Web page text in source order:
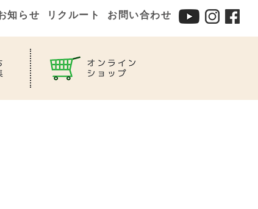
知らせ リクルート お問い合わせ